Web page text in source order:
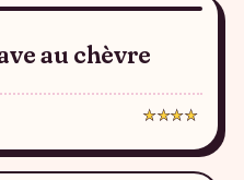
au chèvre
★★★★